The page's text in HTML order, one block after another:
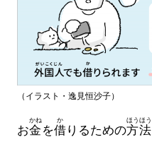
（イラスト・逸見恒沙子）
お金
かね
を借
か
りるための方法
ほうほう